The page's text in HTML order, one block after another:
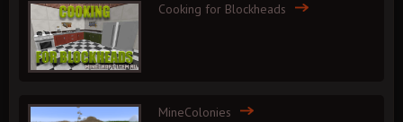
Cooking for Blockheads
MineColonies